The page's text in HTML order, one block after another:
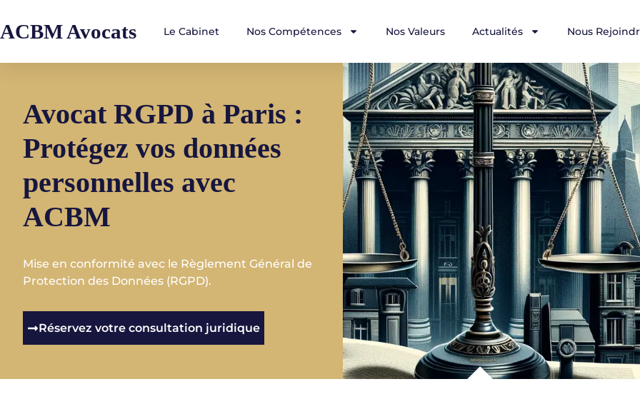
ACBM Avocats Le Cabinet Nos Compétences Nos Valeurs Actualités Nous
Avocat RGPD à Paris :
Protégez vos données
personnelles avec
ACBM
Mise en conformité avec le Règlement Général de
Protection des Données (RGPD).
Réservez votre consultation juridique